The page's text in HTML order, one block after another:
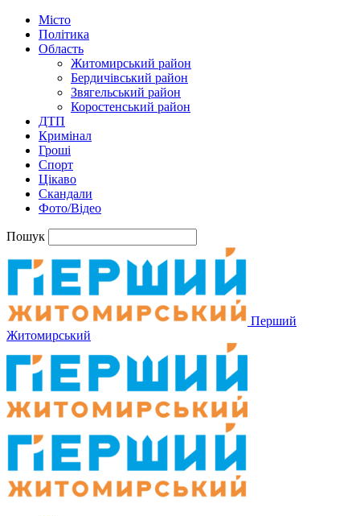
Місто
Політика
Область
Житомирський район
Бердичівський район
Звягельський район
Коростенський район
ДТП
Кримінал
Гроші
Спорт
Цікаво
Скандали
Фото/Відео
Пошук
Перший
Житомирський